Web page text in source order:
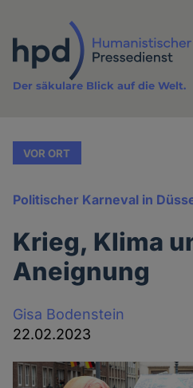
Inhalt
Der säkulare Blick auf die Welt.
VOR ORT
Politischer Karneval in
Krieg, Klima
Aneignung
Gisa Bodenstein
22.02.2023